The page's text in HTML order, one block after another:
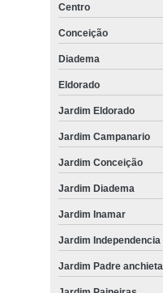
Centro
Conceição
Diadema
Eldorado
Jardim Eldorado
Jardim Campanario
Jardim Conceição
Jardim Diadema
Jardim Inamar
Jardim Independencia
Jardim Padre anchieta